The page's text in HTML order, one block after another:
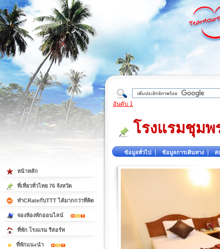
ต้
อันดับ 1
โรงแรมชุมพ
ข้อมูลทั่วไป ข้อมูลการเดินทาง ส
หน้าหลัก
ที่เที่ยวทั่วไทย 76 จังหวัด
ทำCRateกับTTT ได้มากกว่าที่คิด
จองห้องพักออนไลน์
ที่พัก โรงแรม รีสอร์ท
ที่พักแนะนำ